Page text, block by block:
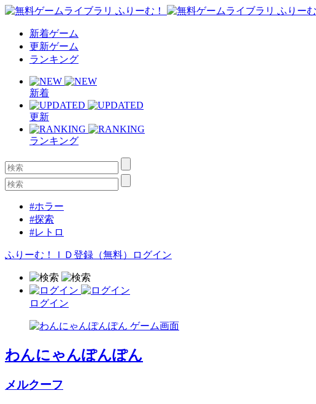
新着ゲーム
更新ゲーム
ランキング
新着
更新
ランキング
#ホラー
#探索
#レトロ
ふりーむ！ＩＤ登録（無料） ログイン
ログイン
わんにゃんぽんぽん
メルクーフ